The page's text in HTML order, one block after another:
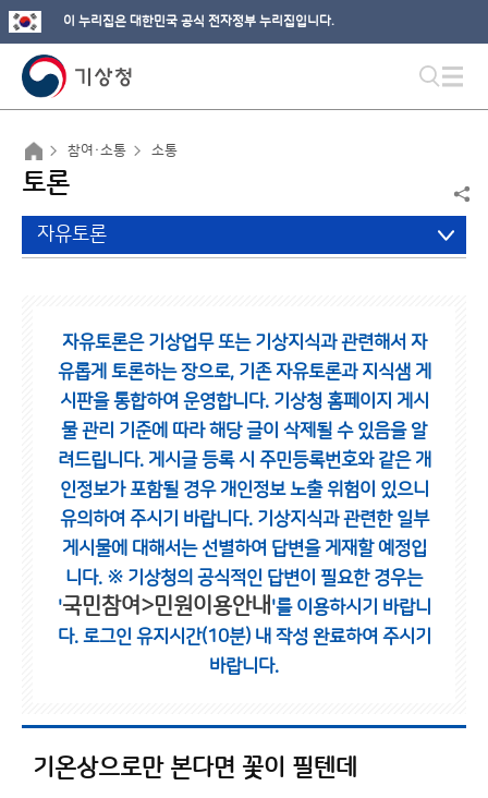
이 누리집은 대한민국 공식 전자정부 누리집입니다.
참여·소통 소통
토론
자유토론
자유토론은 기상업무 또는 기상지식과 관련해서 자
유롭게 토론하는 장으로, 기존 자유토론과 지식샘 게
시판을 통합하여 운영합니다. 기상청 홈페이지 게시
물 관리 기준에 따라 해당 글이 삭제될 수 있음을 알
려드립니다. 게시글 등록 시 주민등록번호와 같은 개
인정보가 포함될 경우 개인정보 노출 위험이 있으니
유의하여 주시기 바랍니다. 기상지식과 관련한 일부
게시물에 대해서는 선별하여 답변을 게재할 예정입
니다. ※ 기상청의 공식적인 답변이 필요한 경우는
'국민참여>민원이용안내 '를 이용하시기 바랍니
다. 로그인 유지시간(10분) 내 작성 완료하여 주시기
바랍니다.
기온상으로만 본다면 꽃이 필텐데